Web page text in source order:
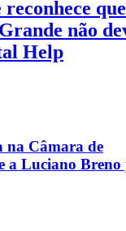
que
não
Help
na Câmara de
a Luciano Breno